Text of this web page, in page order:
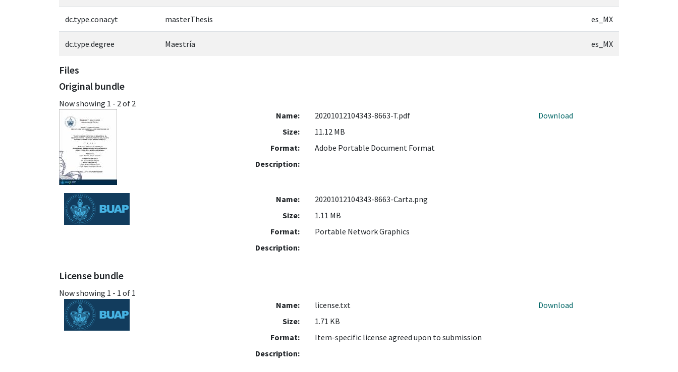
dc.type.conacyt masterThesis es_MX
dc.type.degree Maestría es_MX
Files
Original bundle
Now showing 1 - 2 of 2
Name:
20201012104343-8663-T.pdf
Size:
11.12 MB
Format:
Adobe Portable Document Format
Description:
Download
Name:
20201012104343-8663-Carta.png
Size:
1.11 MB
Format:
Portable Network Graphics
Description:
License bundle
Now showing 1 - 1 of 1
Name:
license.txt
Size:
1.71 KB
Format:
Item-specific license agreed upon to submission
Description:
Download